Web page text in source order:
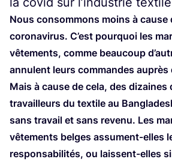
Nous consom­mons moins à cause
coro­na­vi­rus. C’est pour­quoi les
vête­ments, comme beau­coup
annulent leurs com­mandes
Mais à cause de cela, des dizaines
tra­vailleurs du tex­tile au
sans tra­vail et sans reve­nu. Les
vête­ments belges assument-elles
res­pon­sa­bi­li­tés, ou laissent-elles